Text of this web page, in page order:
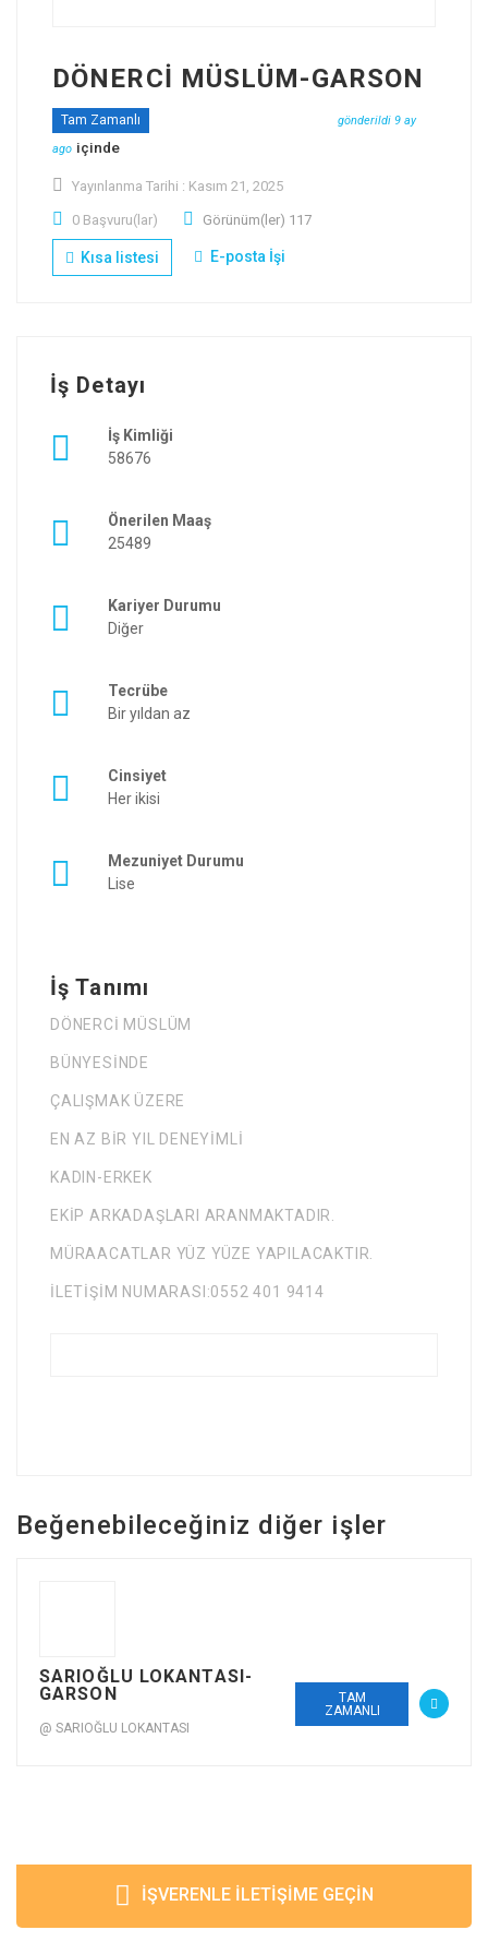
DÖNERCİ MÜSLÜM-GARSON
Tam Zamanlı
gönderildi 9 ay
ago içinde
Yayınlanma Tarihi : Kasım 21, 2025
0 Başvuru(lar) Görünüm(ler) 117
Kısa listesi E-posta İşi
İş Detayı
İş Kimliği
58676
Önerilen Maaş
25489
Kariyer Durumu
Diğer
Tecrübe
Bir yıldan az
Cinsiyet
Her ikisi
Mezuniyet Durumu
Lise
İş Tanımı
DÖNERCİ MÜSLÜM
BÜNYESİNDE
ÇALIŞMAK ÜZERE
EN AZ BİR YIL DENEYİMLİ
KADIN-ERKEK
EKİP ARKADAŞLARI ARANMAKTADIR.
MÜRAACATLAR YÜZ YÜZE YAPILACAKTIR.
İLETİŞİM NUMARASI:0552 401 9414
Beğenebileceğiniz diğer işler
SARIOĞLU LOKANTASI-
GARSON
@ SARIOĞLU LOKANTASI
TAM
ZAMANLI
İŞVERENLE İLETIŞIME GEÇIN